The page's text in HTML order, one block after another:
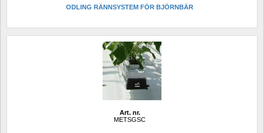
ODLING RÄNNSYSTEM FÖR BJÖRNBÄR
Art. nr.
METSGSC